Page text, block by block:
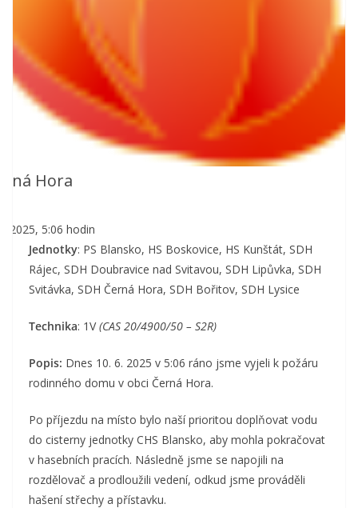
Hora
5:06 hodin
Jednotky: PS Blansko, HS Boskovice, HS Kunštát, SDH
Rájec, SDH Doubravice nad Svitavou, SDH Lipůvka, SDH
Svitávka, SDH Černá Hora, SDH Bořitov, SDH Lysice
Technika: 1V(CAS 20/4900/50 – S2R)
Popis: Dnes 10. 6. 2025 v 5:06 ráno jsme vyjeli k požáru
rodinného domu v obci Černá Hora.
Po příjezdu na místo bylo naší prioritou doplňovat vodu
do cisterny jednotky CHS Blansko, aby mohla pokračovat
v hasebních pracích. Následně jsme se napojili na
rozdělovač a prodloužili vedení, odkud jsme prováděli
hašení střechy a přístavku.